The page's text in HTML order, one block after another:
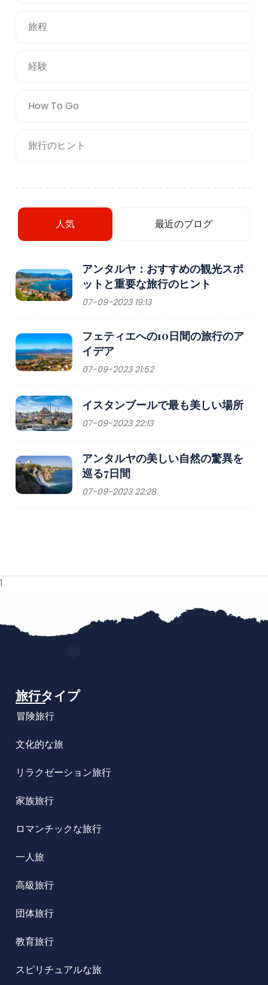
旅程
経験
How To Go
旅行のヒント
人気 最近のブログ
アンタルヤ：おすすめの観光スポ
ットと重要な旅行のヒント
07-09-2023 19:13
フェティエへの10日間の旅行のア
イデア
07-09-2023 21:52
イスタンブールで最も美しい場所
07-09-2023 22:13
アンタルヤの美しい自然の驚異を
巡る7日間
07-09-2023 22:28
1
旅行タイプ
冒険旅行
文化的な旅
リラクゼーション旅行
家族旅行
ロマンチックな旅行
一人旅
高級旅行
団体旅行
教育旅行
スピリチュアルな旅